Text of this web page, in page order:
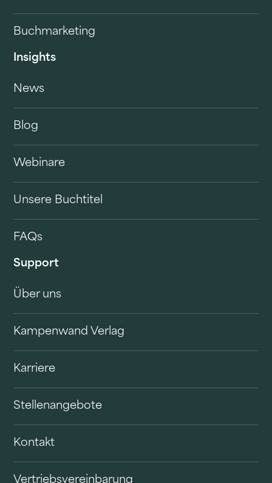
Buchmarketing
Insights
News
Blog
Webinare
Unsere Buchtitel
FAQs
Support
Über uns
Kampenwand Verlag
Karriere
Stellenangebote
Kontakt
Vertriebsvereinbarung